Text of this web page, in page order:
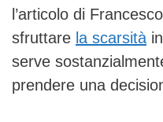
l’articolo di
sfruttare la scarsità
serve
prendere una